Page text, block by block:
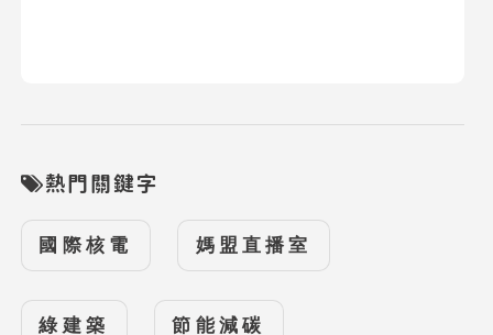
熱門關鍵字
國際核電 媽盟直播室
綠建築 節能減碳